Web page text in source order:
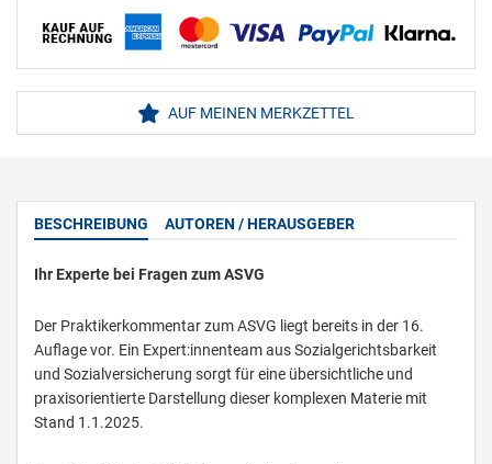
AUF MEINEN MERKZETTEL
BESCHREIBUNG AUTOREN / HERAUSGEBER
Ihr Experte bei Fragen zum ASVG
Der Praktikerkommentar zum ASVG liegt bereits in der 16.
Auflage vor. Ein Expert:innenteam aus Sozialgerichtsbarkeit
und Sozialversicherung sorgt für eine übersichtliche und
praxisorientierte Darstellung dieser komplexen Materie mit
Stand 1.1.2025.